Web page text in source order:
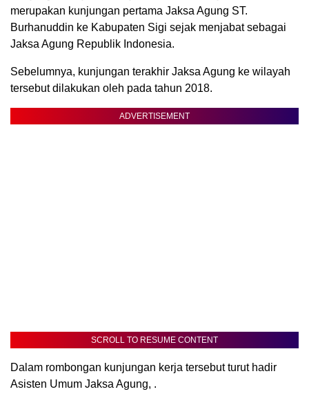
merupakan kunjungan pertama Jaksa Agung ST.
Burhanuddin ke Kabupaten Sigi sejak menjabat sebagai
Jaksa Agung Republik Indonesia.
Sebelumnya, kunjungan terakhir Jaksa Agung ke wilayah
tersebut dilakukan oleh pada tahun 2018.
ADVERTISEMENT
SCROLL TO RESUME CONTENT
Dalam rombongan kunjungan kerja tersebut turut hadir
Asisten Umum Jaksa Agung, .